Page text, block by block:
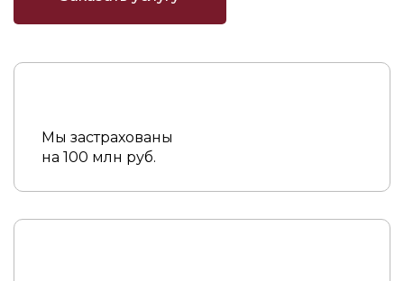
Мы застрахованы
на 100 млн руб.